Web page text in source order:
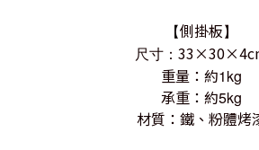
【側掛板 】
尺寸：
重量：約1kg
承重：約5kg
材質：鐵、粉體烤